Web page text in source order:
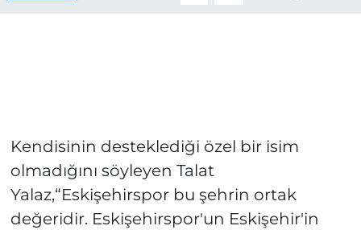
Kendisinin desteklediği özel bir isim
olmadığını söyleyen Talat
Yalaz,“Eskişehirspor bu şehrin ortak
değeridir. Eskişehirspor'un Eskişehir'in